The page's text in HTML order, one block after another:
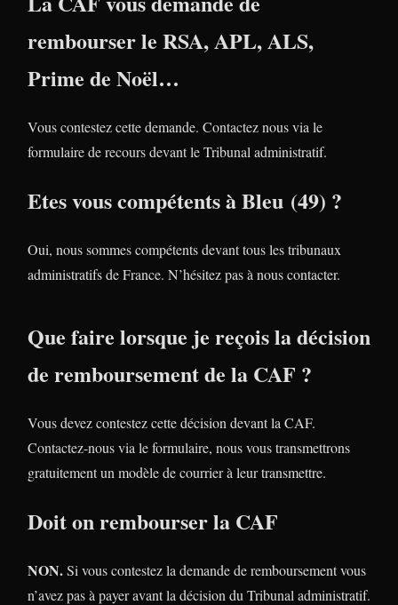
rembourser le RSA, APL, ALS,
Prime de Noël…
Vous contestez cette demande. Contactez nous via le
formulaire de recours devant le Tribunal administratif.
Etes vous compétents à Bleu (49) ?
Oui, nous sommes compétents devant tous les tribunaux
administratifs de France. N’hésitez pas à nous contacter.
Que faire lorsque je reçois la décision
de remboursement de la CAF ?
Vous devez contestez cette décision devant la CAF.
Contactez-nous via le formulaire, nous vous transmettrons
gratuitement un modèle de courrier à leur transmettre.
Doit on rembourser la CAF
NON.Si vous contestez la demande de remboursement vous
n’avez pas à payer avant la décision du Tribunal administratif.